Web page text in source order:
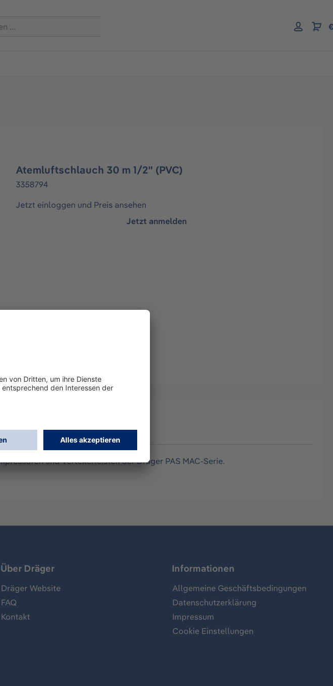
Atemluftschlauch 30 m 1/2" (PVC)
3358794
Jetzt einloggen und Preis ansehen
Jetzt anmelden
und Verteilerleisten der Dräger PAS MAC-Serie.
Über Dräger
Dräger Website
FAQ
Kontakt
Informationen
Allgemeine Geschäftsbedingungen
Datenschutzerklärung
Impressum
Cookie Einstellungen